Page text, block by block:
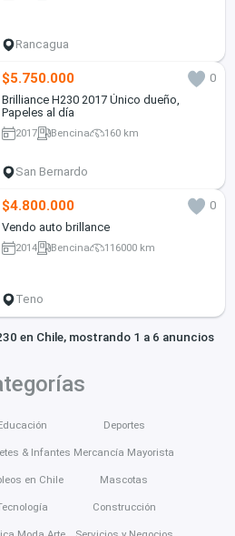
Rancagua
$5.750.000
0
Brilliance H230 2017 Único dueño,
Papeles al día
2017 Bencina 160 km
San Bernardo
$4.800.000
0
Vendo auto brillance
2014 Bencina 116000 km
Teno
en Chile, mostrando 1 a 6 anuncios
& Infantes
en Chile
Deportes
Mercancía Mayorista
Mascotas
Construcción